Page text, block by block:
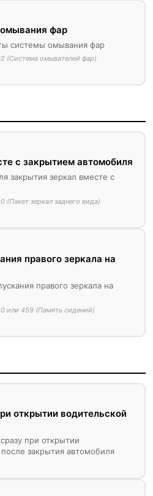
фар
системы омывания фар
(Система омывателей фар)
с закрытием автомобиля
закрытия зеркал вместе с
зеркал заднего вида)
правого зеркала на
правого зеркала на
или 459 (Память сидений)
открытии водительской
при открытии
закрытия автомобиля